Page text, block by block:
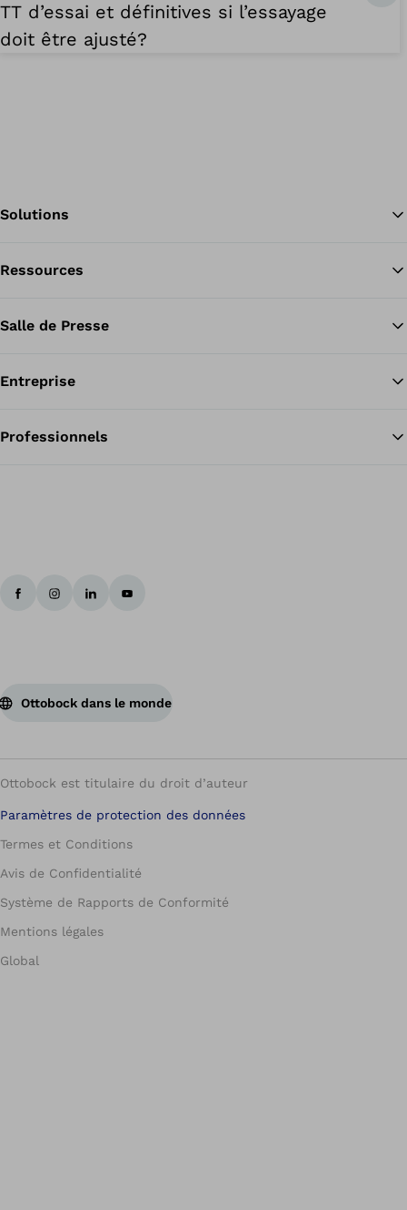
TT d’essai et définitives si l’essayage
doit être ajusté?
Solutions
Ressources
Salle de Presse
Entreprise
Professionnels
Ottobock dans le monde
Ottobock est titulaire du droit d’auteur
Paramètres de protection des données
Termes et Conditions
Avis de Confidentialité
Système de Rapports de Conformité
Mentions légales
Global